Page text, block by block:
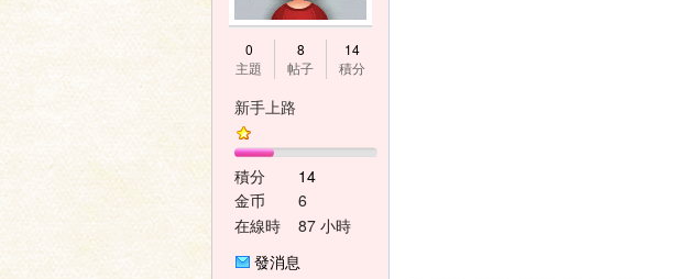
0
主題
8
帖子
14
積分
新手上路
積分
14
金币
6
在線時
87 小時
發消息